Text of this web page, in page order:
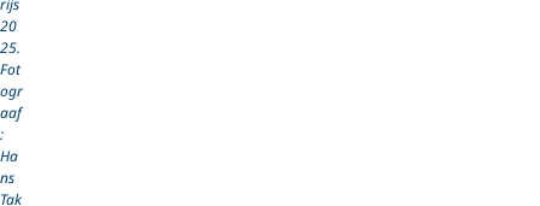
rijs
20
25.
Fot
ogr
aaf
:
Ha
ns
Tak